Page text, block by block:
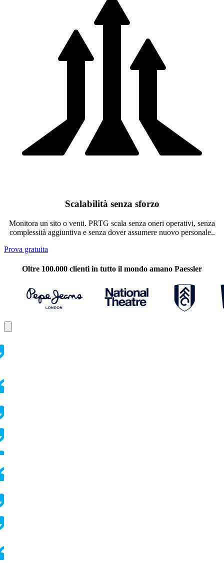
Scalabilità senza sforzo
Monitora un sito o venti. PRTG scala senza oneri operativi, senza
complessità aggiuntiva e senza dover assumere nuovo personale..
Prova gratuita
Oltre 100.000 clienti in tutto il mondo amano Paessler